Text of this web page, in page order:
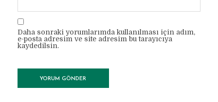
Daha sonraki yorumlarımda kullanılması için adım,
e-posta adresim ve site adresim bu tarayıcıya
kaydedilsin.